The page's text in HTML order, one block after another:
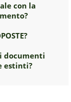
con la
documenti
estinti?